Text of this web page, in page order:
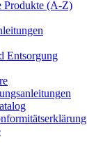
Produkte (A-Z)
Entsorgung